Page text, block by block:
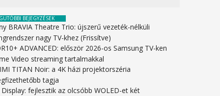
BEJEGYZÉSEK
BRAVIA Theatre Trio: újszerű vezeték-nélküli
nagy TV-khez (Frissítve)
ADVANCED: először 2026-os Samsung TV-ken
Video streaming tartalmakkal
TITAN Noir: a 4K házi projektorszéria
tagja
Display: fejlesztik az olcsóbb WOLED-et két